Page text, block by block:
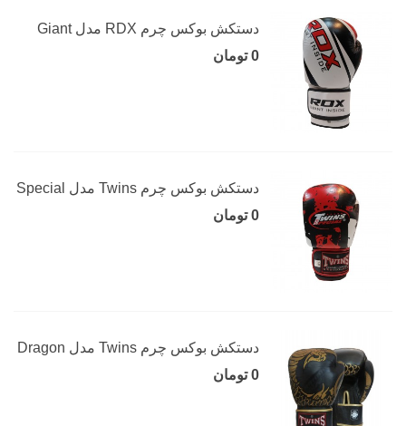
دستکش بوکس چرم RDX مدل Giant
0 تومان
دستکش بوکس چرم Twins مدل Special
0 تومان
دستکش بوکس چرم Twins مدل Dragon
0 تومان